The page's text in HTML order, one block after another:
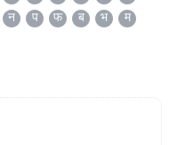
न प फ ब भ
म